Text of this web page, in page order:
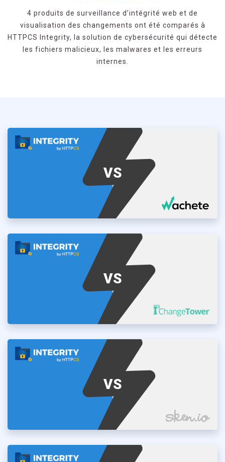
4 produits de surveillance d’intégrité web et de
visualisation des changements ont été comparés à
HTTPCS Integrity, la solution de cybersécurité qui détecte
les fichiers malicieux, les malwares et les erreurs
internes.
VS
VS
VS